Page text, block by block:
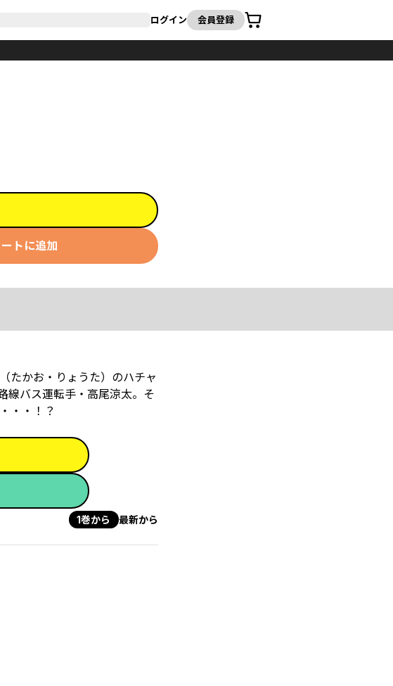
ログイン 会員登録
カート
トに追加
たかお・りょうた）のハチャ
線バス運転手・高尾涼太。そ
・・！？
1巻から 最新から